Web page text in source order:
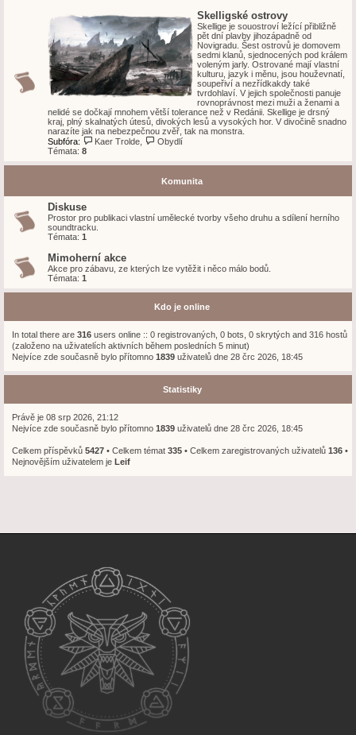
Skelligské ostrovy
Skellige je souostroví ležící přibližně
pět dní plavby jihozápadně od
Novigradu. Šest ostrovů je domovem
sedmi klanů, sjednocených pod králem
voleným jarly. Ostrované mají vlastní
kulturu, jazyk i měnu, jsou houževnatí,
soupeřiví a nezřídkakdy také
tvrdohlaví. V jejich společnosti panuje
rovnoprávnost mezi muži a ženami a
nelidé se dočkají mnohem větší tolerance než v Redánii. Skellige je drsný
kraj, plný skalnatých útesů, divokých lesů a vysokých hor. V divočině snadno
narazíte jak na nebezpečnou zvěř, tak na monstra.
Subfóra:
Kaer Trolde
Obydlí
Témata: 8
Komunita
Diskuse
Prostor pro publikaci vlastní umělecké tvorby všeho druhu a sdílení herního
soundtracku.
Témata: 1
Mimoherní akce
Akce pro zábavu, ze kterých lze vytěžit i něco málo bodů.
Témata: 1
Kdo je online
In total there are 316 users online :: 0 registrovaných, 0 bots, 0 skrytých and 316 hostů
(založeno na uživatelích aktivních během posledních 5 minut)
Nejvíce zde současně bylo přítomno 1839 uživatelů dne 28 črc 2026, 18:45
Statistiky
Právě je 08 srp 2026, 21:12
Nejvíce zde současně bylo přítomno 1839 uživatelů dne 28 črc 2026, 18:45
Celkem příspěvků 5427 • Celkem témat 335 • Celkem zaregistrovaných uživatelů 136 •
Nejnovějším uživatelem je Leif